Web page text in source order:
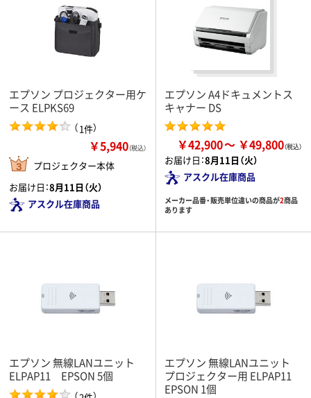
エプソン プロジェクター用ケ
ース ELPKS69
（1件）
￥5,940（税込）
プロジェクター本体
お届け日：8月11日（火）
アスクル在庫商品
エプソン A4ドキュメントス
キャナー DS
￥42,900 ￥49,800
お届け日：8月11日（火）
アスクル在庫商品
メーカー品番・販売単位違いの商品が2商品
あります
エプソン 無線LANユニット
ELPAP11 EPSON 5個
エプソン 無線LANユニット
プロジェクター用 ELPAP11
EPSON 1個